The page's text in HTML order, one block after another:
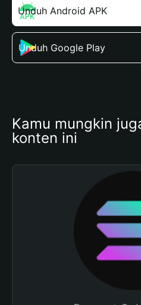
Unduh Android APK
Unduh Google Play
Kamu mungkin
konten ini